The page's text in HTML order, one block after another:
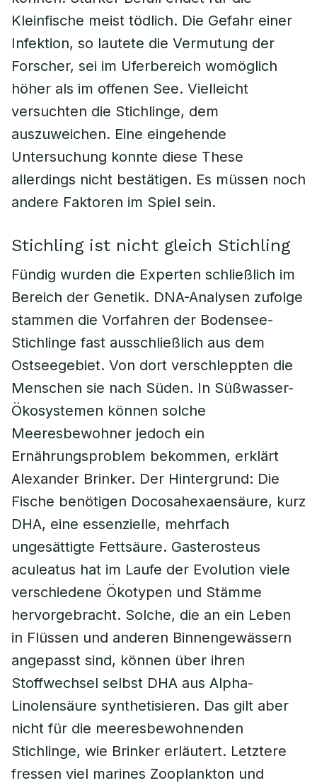
Kleinfische meist tödlich. Die Gefahr einer
Infektion, so lautete die Vermutung der
Forscher, sei im Uferbereich womöglich
höher als im offenen See. Vielleicht
versuchten die Stichlinge, dem
auszuweichen. Eine eingehende
Untersuchung konnte diese These
allerdings nicht bestätigen. Es müssen noch
andere Faktoren im Spiel sein.
Stichling ist nicht gleich Stichling
Fündig wurden die Experten schließlich im
Bereich der Genetik. DNA-Analysen zufolge
stammen die Vorfahren der Bodensee-
Stichlinge fast ausschließlich aus dem
Ostseegebiet. Von dort verschleppten die
Menschen sie nach Süden. In Süßwasser-
Ökosystemen können solche
Meeresbewohner jedoch ein
Ernährungsproblem bekommen, erklärt
Alexander Brinker. Der Hintergrund: Die
Fische benötigen Docosahexaensäure, kurz
DHA, eine essenzielle, mehrfach
ungesättigte Fettsäure. Gasterosteus
aculeatus hat im Laufe der Evolution viele
verschiedene Ökotypen und Stämme
hervorgebracht. Solche, die an ein Leben
in Flüssen und anderen Binnengewässern
angepasst sind, können über ihren
Stoffwechsel selbst DHA aus Alpha-
Linolensäure synthetisieren. Das gilt aber
nicht für die meeresbewohnenden
Stichlinge, wie Brinker erläutert. Letztere
fressen viel marines Zooplankton und